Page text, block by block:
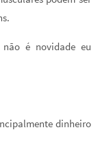
é novidade eu
dinheiro